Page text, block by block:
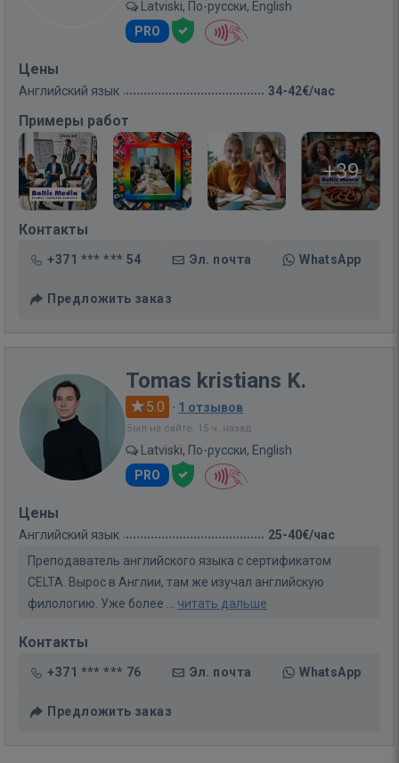
Latviski, По-русски, English
PRO
Цены
Английский язык 34-42€/час
Примеры работ
+39
Контакты
+371 *** *** 54 Эл. почта WhatsApp
Предложить заказ
Tomas kristians K.
5.0 · 1 отзывов
Был на сайте: 15 ч. назад
Latviski, По-русски, English
PRO
Цены
Английский язык
25-40€/час
Преподаватель английского языка с сертификатом
CELTA. Вырос в Англии, там же изучал английскую
филологию. Уже более ... читать дальше
Контакты
+371 *** *** 76 Эл. почта WhatsApp
Предложить заказ